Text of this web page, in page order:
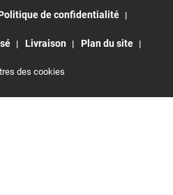
de confidentialité
Livraison Plan du site
des cookies